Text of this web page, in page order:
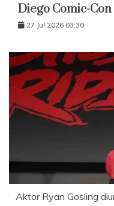
Diego Comic-
27 Jul 2026 03:30
Aktor Ryan Gosling